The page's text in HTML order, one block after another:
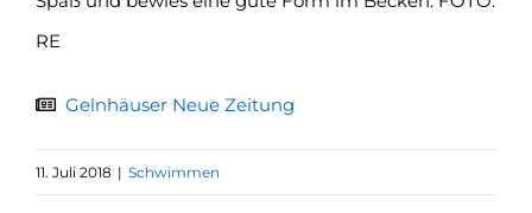
RE
Gelnhäuser Neue Zeitung
11. Juli 2018 | Schwimmen